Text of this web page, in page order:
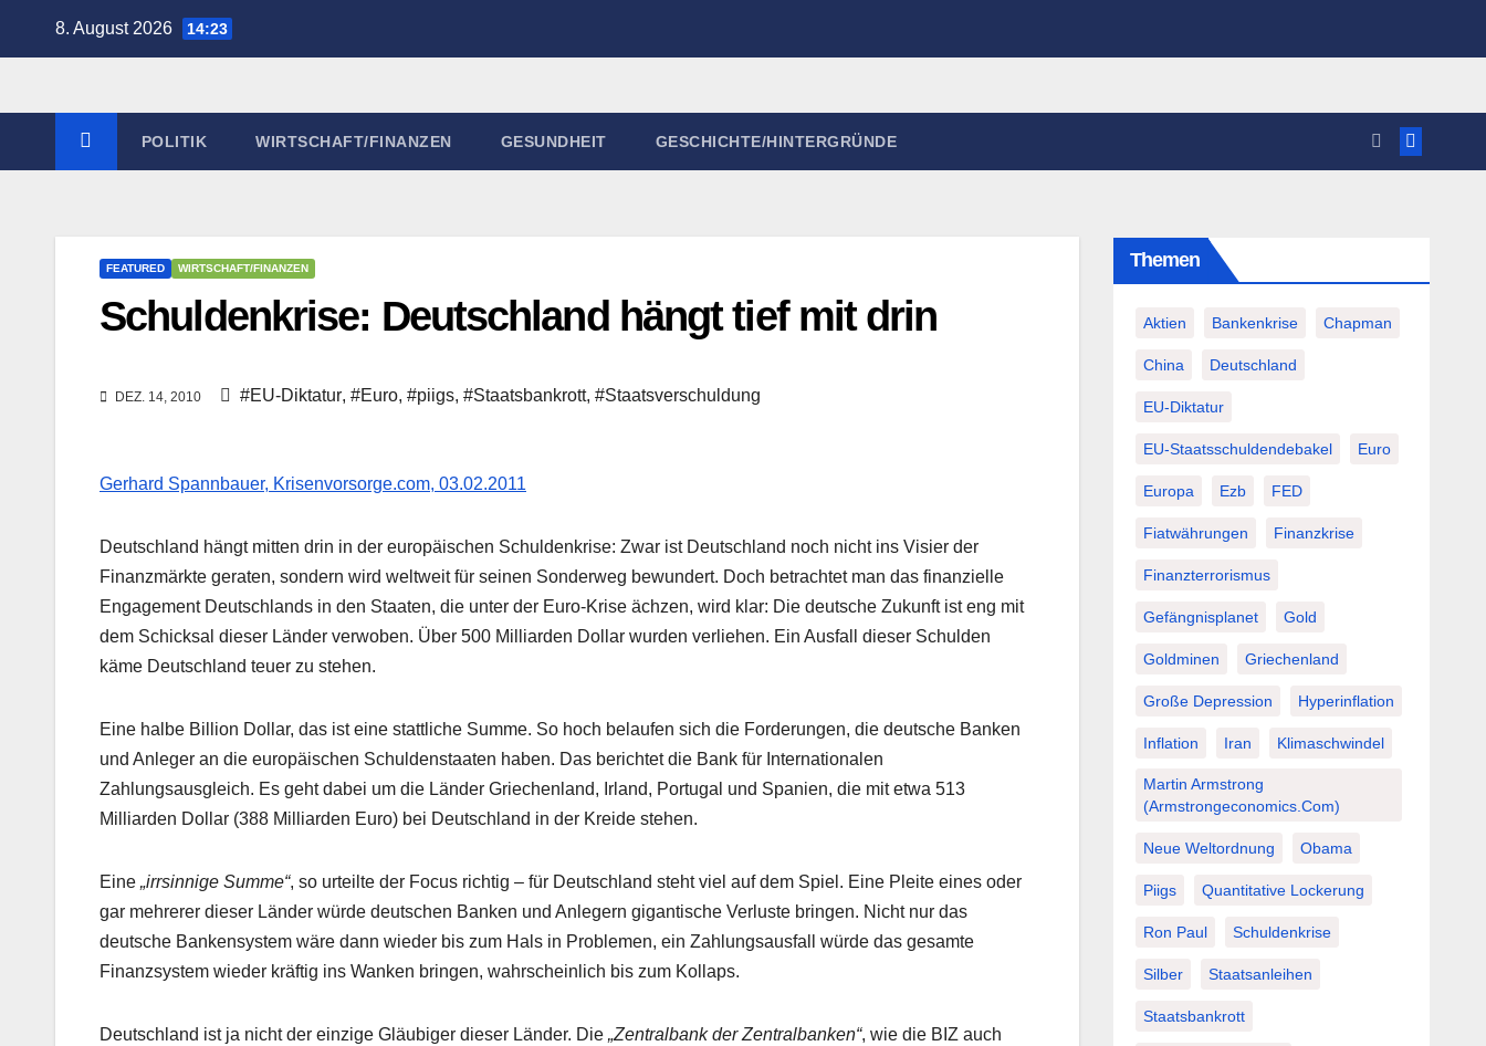
8. August 2026 14:23
POLITIK WIRTSCHAFT/FINANZEN GESUNDHEIT GESCHICHTE/HINTERGRÜNDE
FEATURED WIRTSCHAFT/FINANZEN
Schuldenkrise: Deutschland hängt tief mit drin
DEZ. 14, 2010 #EU-Diktatur, #Euro, #piigs, #Staatsbankrott, #Staatsverschuldung
Gerhard Spannbauer, Krisenvorsorge.com, 03.02.2011
Deutschland hängt mitten drin in der europäischen Schuldenkrise: Zwar ist Deutschland noch nicht ins Visier der
Finanzmärkte geraten, sondern wird weltweit für seinen Sonderweg bewundert. Doch betrachtet man das finanzielle
Engagement Deutschlands in den Staaten, die unter der Euro-Krise ächzen, wird klar: Die deutsche Zukunft ist eng mit
dem Schicksal dieser Länder verwoben. Über 500 Milliarden Dollar wurden verliehen. Ein Ausfall dieser Schulden
käme Deutschland teuer zu stehen.
Eine halbe Billion Dollar, das ist eine stattliche Summe. So hoch belaufen sich die Forderungen, die deutsche Banken
und Anleger an die europäischen Schuldenstaaten haben. Das berichtet die Bank für Internationalen
Zahlungsausgleich. Es geht dabei um die Länder Griechenland, Irland, Portugal und Spanien, die mit etwa 513
Milliarden Dollar (388 Milliarden Euro) bei Deutschland in der Kreide stehen.
Eine „irrsinnige Summe“, so urteilte der Focus richtig – für Deutschland steht viel auf dem Spiel. Eine Pleite eines oder
gar mehrerer dieser Länder würde deutschen Banken und Anlegern gigantische Verluste bringen. Nicht nur das
deutsche Bankensystem wäre dann wieder bis zum Hals in Problemen, ein Zahlungsausfall würde das gesamte
Finanzsystem wieder kräftig ins Wanken bringen, wahrscheinlich bis zum Kollaps.
Deutschland ist ja nicht der einzige Gläubiger dieser Länder. Die „Zentralbank der Zentralbanken“, wie die BIZ auch
Themen
Aktien Bankenkrise Chapman
China Deutschland
EU-Diktatur
EU-Staatsschuldendebakel Euro
Europa Ezb FED
Fiatwährungen Finanzkrise
Finanzterrorismus
Gefängnisplanet Gold
Goldminen Griechenland
Große Depression Hyperinflation
Inflation Iran Klimaschwindel
Martin Armstrong
(Armstrongeconomics.com)
Neue Weltordnung Obama
Piigs Quantitative Lockerung
Ron Paul Schuldenkrise
Silber Staatsanleihen
Staatsbankrott